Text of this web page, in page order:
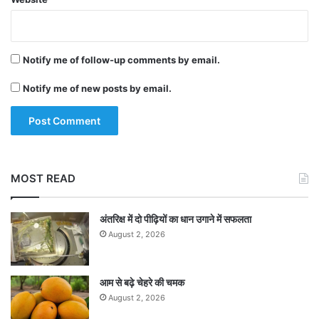
Notify me of follow-up comments by email.
Notify me of new posts by email.
MOST READ
अंतरिक्ष में दो पीढ़ियों का धान उगाने में सफलता
August 2, 2026
आम से बढ़े चेहरे की चमक
August 2, 2026